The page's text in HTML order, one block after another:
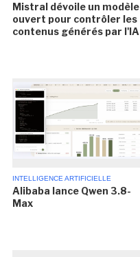
Mistral dévoile un modèle
ouvert pour contrôler les
contenus générés par l'IA
INTELLIGENCE ARTIFICIELLE
Alibaba lance Qwen 3.8-
Max